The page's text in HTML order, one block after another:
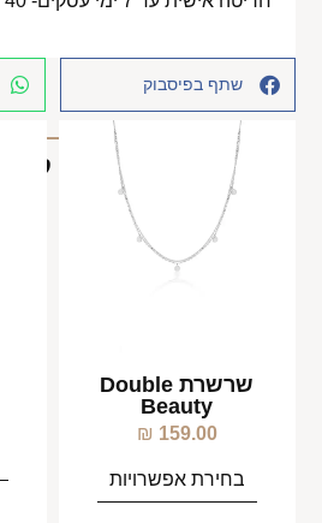
שתף בפיסבוק
מוצרים
שרשרת Double
Beauty
159.00
₪
בחירת אפשרויות